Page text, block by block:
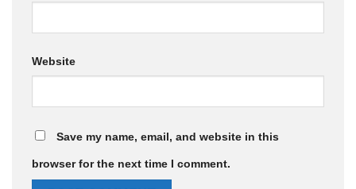
Website
Save my name, email, and website in this
browser for the next time I comment.